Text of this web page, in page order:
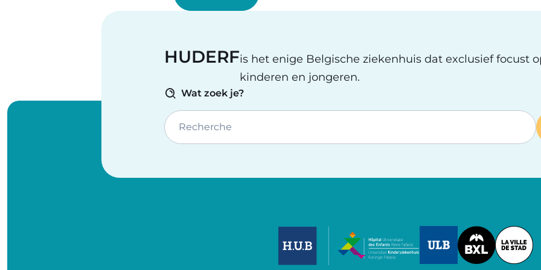
HUDERFis het enige Belgische ziekenhuis dat exclusief focust
kinderen en jongeren.
Wat zoek je?
Recherche
Image